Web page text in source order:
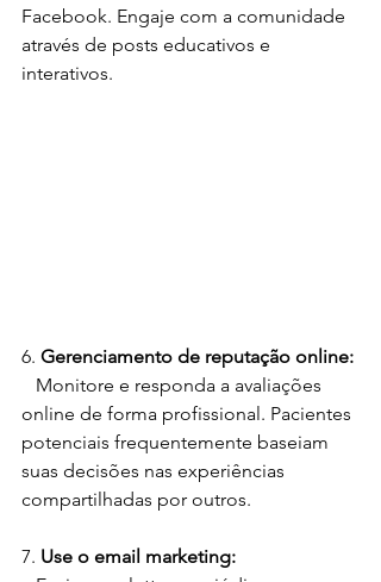
Facebook. Engaje com a comunidade
através de posts educativos e
interativos.
6. Gerenciamento de reputação online:
online de forma profissional. Pacientes
potenciais frequentemente baseiam
suas decisões nas experiências
compartilhadas por outros.
7. Use o email marketing: